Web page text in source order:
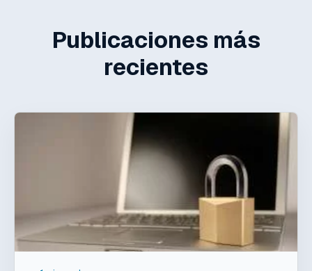
Publicaciones más
recientes